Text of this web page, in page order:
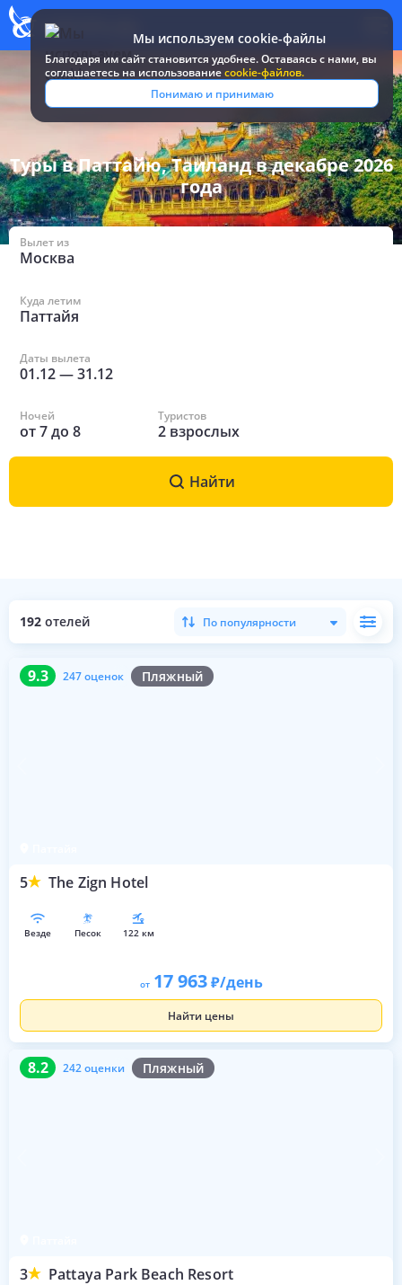
Мы используем cookie-файлы
Благодаря им сайт становится удобнее. Оставаясь c нами, вы
соглашаетесь на использованиеcookie-файлов.
Понимаю и принимаю
Все туры и
Таиланд /
в Паттайе в декабре 2026
Туры в Паттайю, Таиланд в декабре 2026
года
Вылет из
Москва
Куда летим
Паттайя
Даты вылета
01.12—31.12
Ночей
от7до 8
Туристов
2 взрослых
Найти
192 отелей По популярности
9.3 247 оценок Пляжный
5 The Zign Hotel
9.3 247 оценок
везде песок 122 км
от 17 963 /день
Найти цены
8.2 242 оценки Пляжный
3 Pattaya Park Beach Resort
8.2 242 оценки